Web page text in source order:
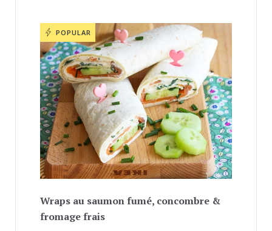
POPULAR
Wraps au saumon fumé, concombre &
fromage frais